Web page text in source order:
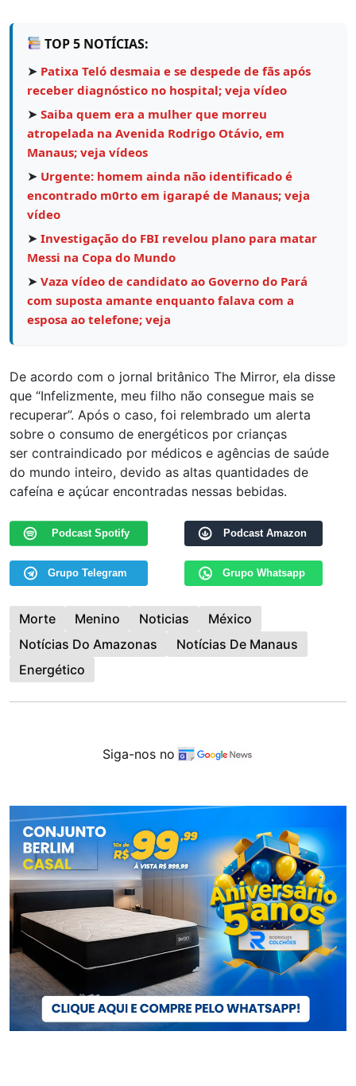
TOP 5 NOTÍCIAS:
➤ Patixa Teló desmaia e se despede de fãs após
receber diagnóstico no hospital; veja vídeo
➤ Saiba quem era a mulher que morreu
atropelada na Avenida Rodrigo Otávio, em
Manaus; veja vídeos
➤ Urgente: homem ainda não identificado é
encontrado m0rto em igarapé de Manaus; veja
vídeo
➤ Investigação do FBI revelou plano para matar
Messi na Copa do Mundo
➤ Vaza vídeo de candidato ao Governo do Pará
com suposta amante enquanto falava com a
esposa ao telefone; veja
De acordo com o jornal britânico The Mirror, ela disse
que “Infelizmente, meu filho não consegue mais se
recuperar”. Após o caso, foi relembrado um alerta
sobre o consumo de energéticos por crianças
ser contraindicado por médicos e agências de saúde
do mundo inteiro, devido as altas quantidades de
cafeína e açúcar encontradas nessas bebidas.
Podcast Spotify Podcast Amazon
Grupo Telegram Grupo Whatsapp
Morte Menino Noticias
México
Notícias Do Amazonas
Notícias De Manaus
Energético
Siga-nos no